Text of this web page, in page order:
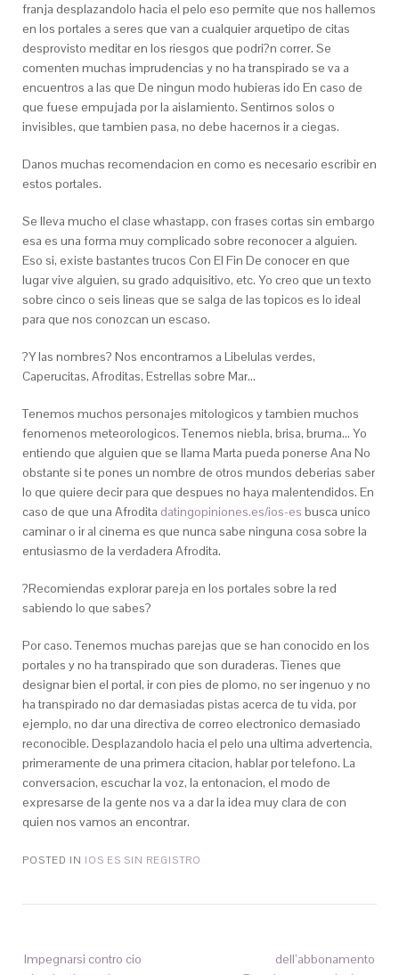
franja desplazandolo hacia el pelo eso permite que nos hallemos
en los portales a seres que van a cualquier arquetipo de citas
desprovisto meditar en los riesgos que podri?n correr. Se
comenten muchas imprudencias y no ha transpirado se va a
encuentros a las que De ningun modo hubieras ido En caso de
que fuese empujada por la aislamiento. Sentirnos solos o
invisibles, que tambien pasa, no debe hacernos ir a ciegas.
Danos muchas recomendacion en como es necesario escribir en
estos portales.
Se lleva mucho el clase whastapp, con frases cortas sin embargo
esa es una forma muy complicado sobre reconocer a alguien.
Eso si, existe bastantes trucos Con El Fin De conocer en que
lugar vive alguien, su grado adquisitivo, etc. Yo creo que un texto
sobre cinco o seis lineas que se salga de las topicos es lo ideal
para que nos conozcan un escaso.
?Y las nombres? Nos encontramos a Libelulas verdes,
Caperucitas, Afroditas, Estrellas sobre Mar…
Tenemos muchos personajes mitologicos y tambien muchos
fenomenos meteorologicos. Tenemos niebla, brisa, bruma… Yo
entiendo que alguien que se llama Marta pueda ponerse Ana No
obstante si te pones un nombre de otros mundos deberias saber
lo que quiere decir para que despues no haya malentendidos. En
caso de que una Afrodita datingopiniones.es/ios-es busca unico
caminar o ir al cinema es que nunca sabe ninguna cosa sobre la
entusiasmo de la verdadera Afrodita.
?Recomiendas explorar pareja en los portales sobre la red
sabiendo lo que sabes?
Por caso. Tenemos muchas parejas que se han conocido en los
portales y no ha transpirado que son duraderas. Tienes que
designar bien el portal, ir con pies de plomo, no ser ingenuo y no
ha transpirado no dar demasiadas pistas acerca de tu vida, por
ejemplo, no dar una directiva de correo electronico demasiado
reconocible. Desplazandolo hacia el pelo una ultima advertencia,
primeramente de una primera citacion, hablar por telefono. La
conversacion, escuchar la voz, la entonacion, el modo de
expresarse de la gente nos va a dar la idea muy clara de con
quien nos vamos an encontrar.
POSTED IN IOS ES SIN REGISTRO
Impegnarsi contro cio
dell’abbonamento